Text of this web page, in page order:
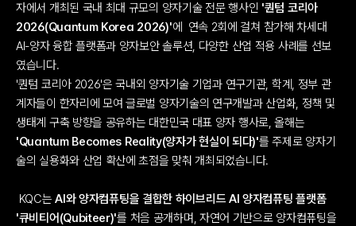
자에서 개최된 국내 최대 규모의 양자기술 전문 행사인 '퀀텀 코리아
2026(Quantum Korea 2026)'​에  연속 2회에 걸쳐 참가해 차세대
AI-양자 융합 플랫폼과 양자보안 솔루션, 다양한 산업 적용 사례를 선보
였습니다.
'퀀텀 코리아 2026'은 국내외 양자기술 기업과 연구기관, 학계, 정부 관
계자들이 한자리에 모여 글로벌 양자기술의 연구개발과 산업화, 정책 및
'Quantum Becomes Reality(양자가 현실이 되다)'​를 주제로 양자기
술의 실용화와 산업 확산에 초점을 맞춰 개최되었습니다.
KQC는 AI와 양자컴퓨팅을 결합한 하이브리드 AI 양자컴퓨팅 플랫폼
'큐비티어(Qubiteer)'​를 처음 공개하며, 자연어 기반으로 양자컴퓨팅을